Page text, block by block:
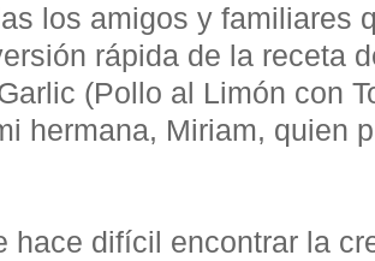
los amigos y familiares
rápida de la receta
(Pollo al Limón con
hermana, Miriam, quien
hace difícil encontrar la